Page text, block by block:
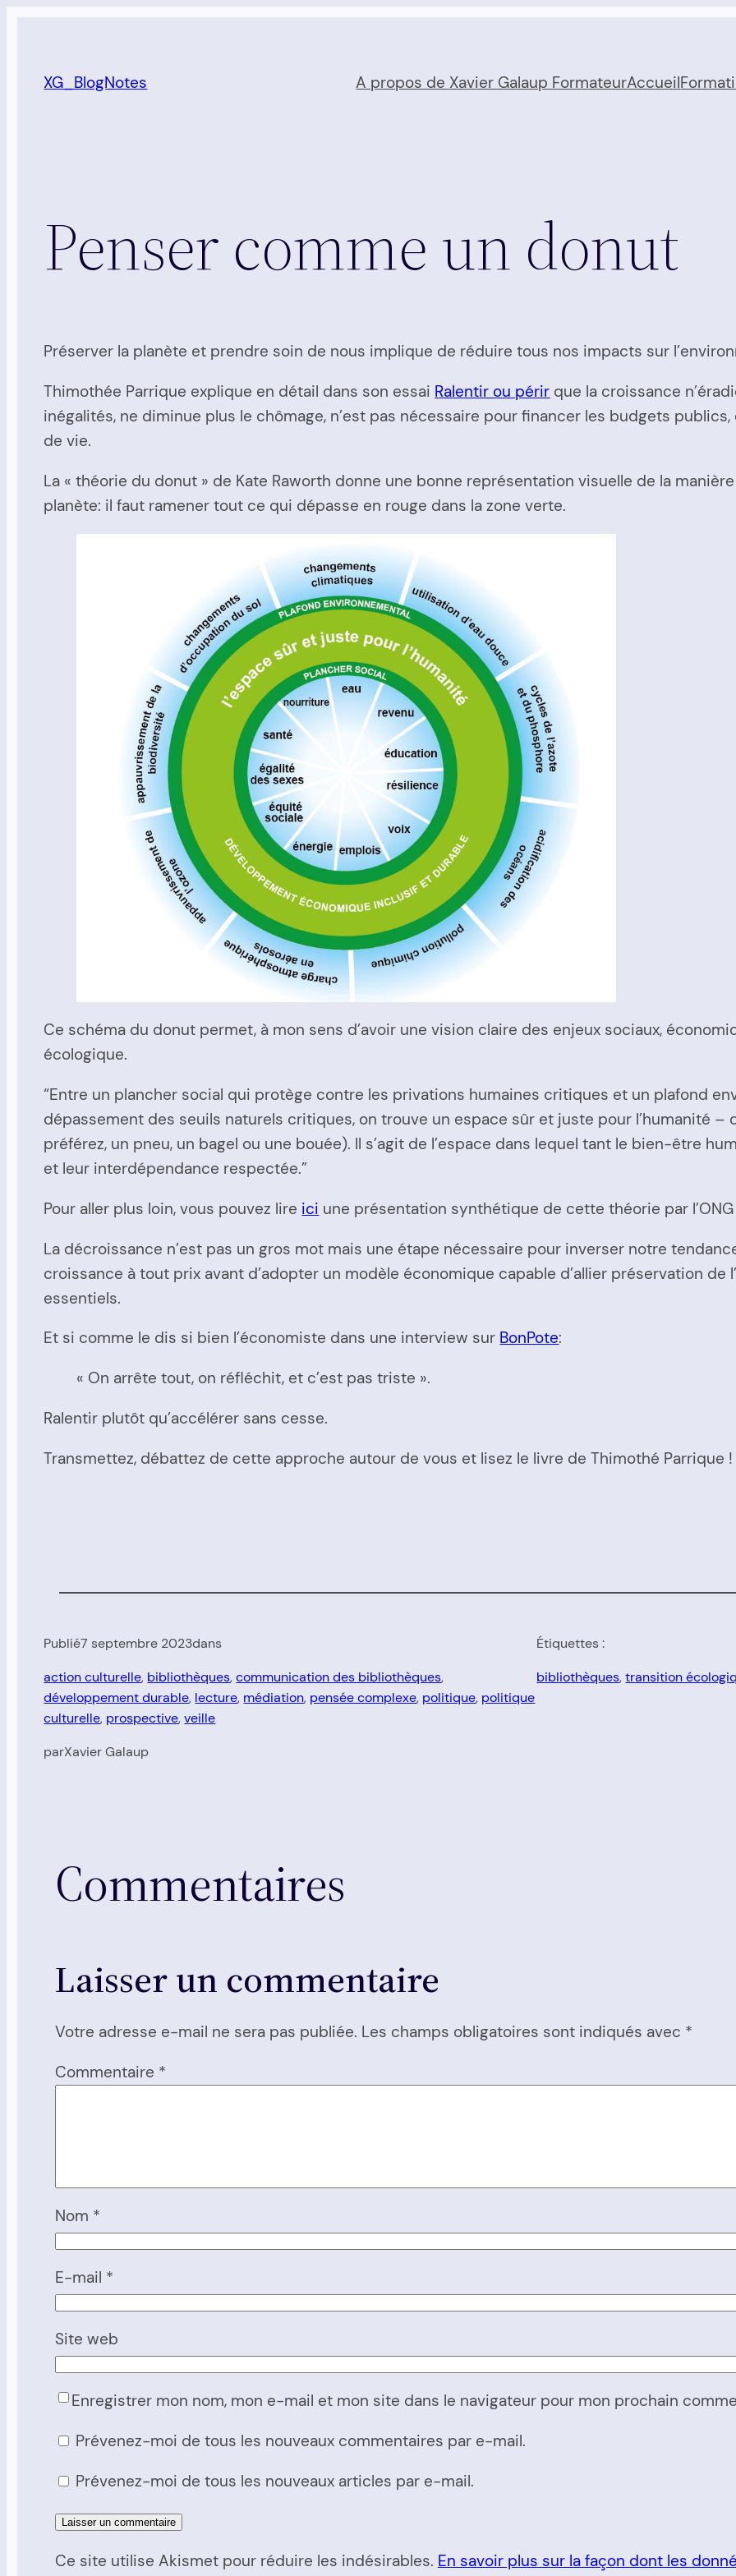
contenu
XG_BlogNotes A propos de Xavier Galaup FormateurAccueil
Penser comme un donut
Préserver la planète et prendre soin de nous implique de réduire tous nos impacts sur
Thimothée Parrique explique en détail dans son essai Ralentir ou périr que la croissance
inégalités, ne diminue plus le chômage, n’est pas nécessaire pour financer les budgets
de vie.
La « théorie du donut » de Kate Raworth donne une bonne représentation visuelle de la
planète: il faut ramener tout ce qui dépasse en rouge dans la zone verte.
Ce schéma du donut permet, à mon sens d’avoir une vision claire des enjeux sociaux,
écologique.
“Entre un plancher social qui protège contre les privations humaines critiques et un plafond
dépassement des seuils naturels critiques, on trouve un espace sûr et juste pour l’humanité –
préférez, un pneu, un bagel ou une bouée). Il s’agit de l’espace dans lequel tant le bien-être
et leur interdépendance respectée.”
Pour aller plus loin, vous pouvez lire ici une présentation synthétique de cette théorie par l’ONG
La décroissance n’est pas un gros mot mais une étape nécessaire pour inverser notre
croissance à tout prix avant d’adopter un modèle économique capable d’allier préservation
essentiels.
Et si comme le dis si bien l’économiste dans une interview sur BonPote:
« On arrête tout, on réfléchit, et c’est pas triste ».
Ralentir plutôt qu’accélérer sans cesse.
Transmettez, débattez de cette approche autour de vous et lisez le livre de Thimothé Parrique !
Publié7 septembre 2023dans
action culturelle, bibliothèques, communication des bibliothèques
développement durable, lecture, médiation, pensée complexe, politique, politique
culturelle, prospective, veille
parXavier Galaup
Étiquettes :
bibliothèques, transition
Commentaires
Laisser un commentaire
Votre adresse e-mail ne sera pas publiée. Les champs obligatoires sont indiqués avec *
Commentaire *
Nom *
E-mail *
Site web
Enregistrer mon nom, mon e-mail et mon site dans le navigateur pour mon prochain
Prévenez-moi de tous les nouveaux commentaires par e-mail.
Prévenez-moi de tous les nouveaux articles par e-mail.
Ce site utilise Akismet pour réduire les indésirables. En savoir plus sur la façon dont les